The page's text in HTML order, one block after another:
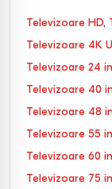
Televizoare HD,
Televizoare 4K
Televizoare 24
Televizoare 40
Televizoare 48
Televizoare 55
Televizoare 60
Televizoare 75